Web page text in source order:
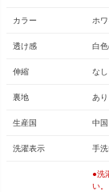
カラー ホ
透け感 白
伸縮 なし
裏地 あり
生産国 中国
洗濯表示 手
●洗
い。